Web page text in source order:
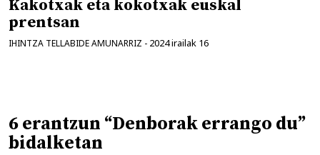
Kakotxak eta kokotxak euskal
prentsan
IHINTZA TELLABIDE AMUNARRIZ - 2024 irailak 16
6 erantzun “Denborak errango du”
bidalketan